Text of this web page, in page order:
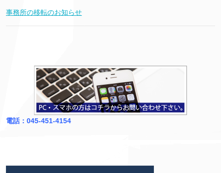
事務所の移転のお知らせ
電話：045-451-4154